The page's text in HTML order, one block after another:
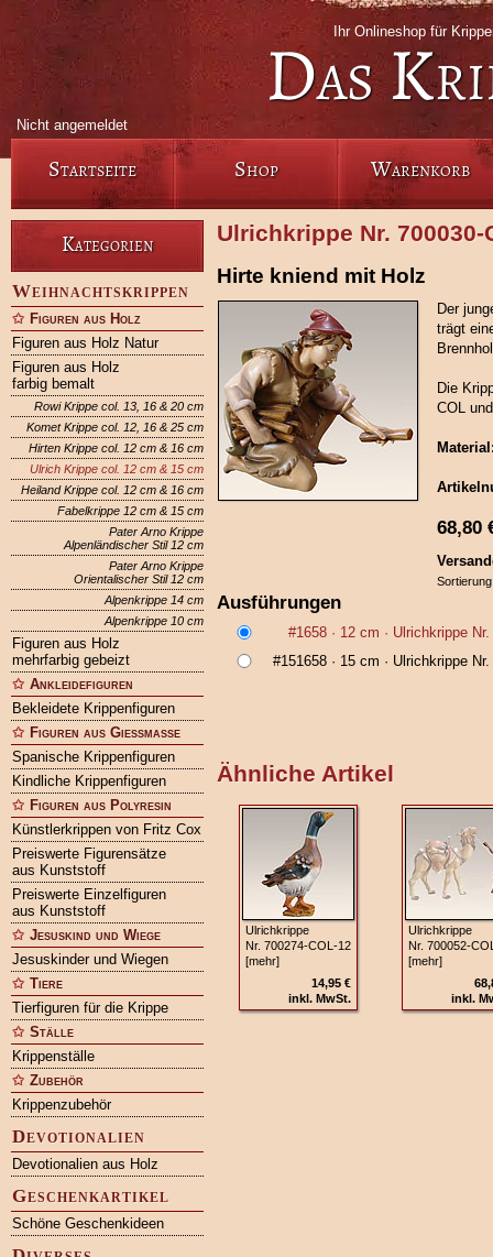
Ihr Onlineshop für
Das
Nicht angemeldet
Startseite Shop Warenkorb
Kategorien
Weihnachtskrippen
Figuren aus Holz
Figuren aus Holz Natur
Figuren aus Holz
farbig bemalt
Rowi Krippe col. 13, 16 & 20 cm
Komet Krippe col. 12, 16 & 25 cm
Hirten Krippe col. 12 cm & 16 cm
Ulrich Krippe col. 12 cm & 15 cm
Heiland Krippe col. 12 cm & 16 cm
Fabelkrippe 12 cm & 15 cm
Pater Arno Krippe
Alpenländischer Stil 12 cm
Pater Arno Krippe
Orientalischer Stil 12 cm
Alpenkrippe 14 cm
Alpenkrippe 10 cm
Figuren aus Holz
mehrfarbig gebeizt
Ankleidefiguren
Bekleidete Krippenfiguren
Figuren aus Gießmasse
Spanische Krippenfiguren
Kindliche Krippenfiguren
Figuren aus Polyresin
Künstlerkrippen von Fritz Cox
Preiswerte Figurensätze
aus Kunststoff
Preiswerte Einzelfiguren
aus Kunststoff
Jesuskind und Wiege
Jesuskinder und Wiegen
Tiere
Tierfiguren für die Krippe
Ställe
Krippenställe
Zubehör
Krippenzubehör
Devotionalien
Devotionalien aus Holz
Geschenkartikel
Schöne Geschenkideen
Ulrichkrippe Nr.
Hirte kniend mit Holz
Der
trägt
Die
COL
68,80
Ausführungen
#1658 · 12 cm · Ulrichkrippe Nr.
#151658 · 15 cm · Ulrichkrippe Nr.
Ähnliche Artikel
Ulrichkrippe
Nr. 700274‑COL‑12
[mehr]
14,95 €
inkl. MwSt.
Ulrichkrippe
Nr.
[mehr]
inkl.